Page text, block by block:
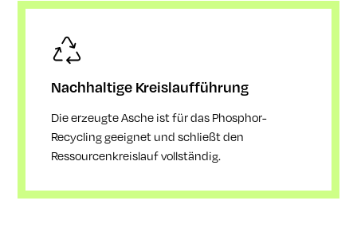
Nachhaltige Kreislaufführung
Die erzeugte Asche ist für das Phosphor-
Recycling geeignet und schließt den
Ressourcenkreislauf vollständig.